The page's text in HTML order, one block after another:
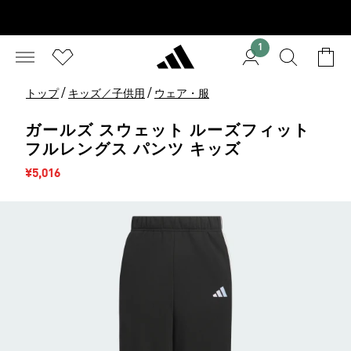
1
トップ / キッズ／子供用 / ウェア・服
ガールズ スウェット ルーズフィット
フルレングス パンツ キッズ
セール価格
¥5,016